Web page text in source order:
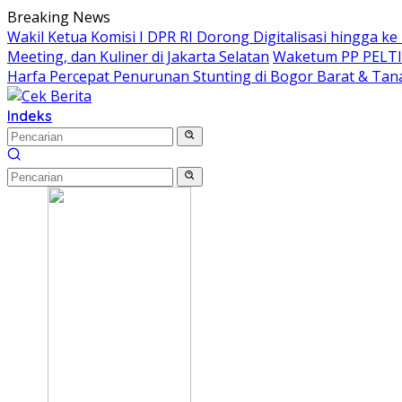
Langsung
ke
konten
Breaking News
Wakil Ketua Komisi I DPR RI Dorong Digitalisasi hingga ke
Meeting, dan Kuliner di Jakarta Selatan Waketum PP
Harfa Percepat Penurunan Stunting di Bogor Barat &
Indeks